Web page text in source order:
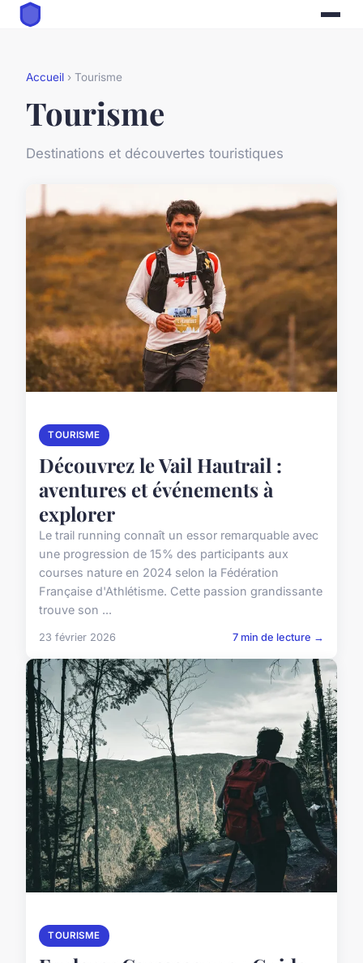
Accueil › Tourisme
Tourisme
Destinations et découvertes touristiques
TOURISME
Découvrez le Vail Hautrail :
aventures et événements à
explorer
Le trail running connaît un essor remarquable avec
une progression de 15% des participants aux
courses nature en 2024 selon la Fédération
Française d'Athlétisme. Cette passion grandissante
trouve son ...
23 février 2026 7 min de lecture →
TOURISME